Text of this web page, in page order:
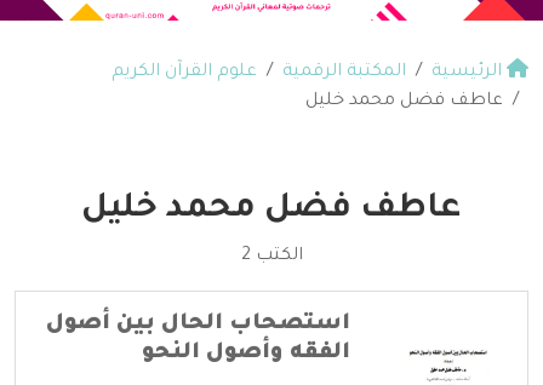
الرئيسية المكتبة الرقمية
علوم القرآن الكريم
عاطف فضل محمد خليل
عاطف فضل محمد خليل
الكتب 2
استصحاب الحال بين أصول
الفقه وأصول النحو